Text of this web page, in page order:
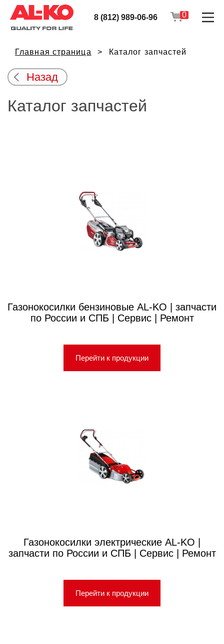
8 (812) 989-06-96 0
Главная страница Каталог запчастей
Назад
Каталог запчастей
Газонокосилки бензиновые AL-KO | запчасти
по России и СПБ | Сервис | Ремонт
Перейти к продукции
Газонокосилки электрические AL-KO |
запчасти по России и СПБ | Сервис | Ремонт
Перейти к продукции